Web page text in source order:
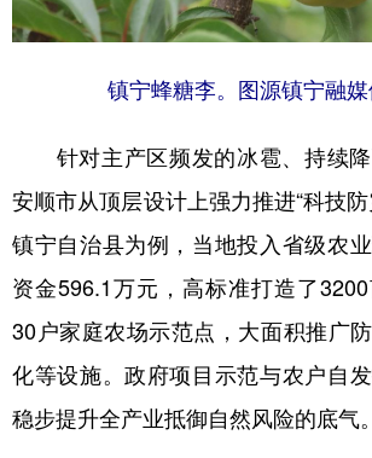
镇宁蜂糖李。图源镇宁融
针对主产区频发的冰雹、持续降
安顺市从顶层设计上强力推进“科技
镇宁自治县为例，当地投入省级农
资金596.1万元，高标准打造了
30户家庭农场示范点，大面积推广
化等设施。政府项目示范与农户自
稳步提升全产业抵御自然风险的底气。